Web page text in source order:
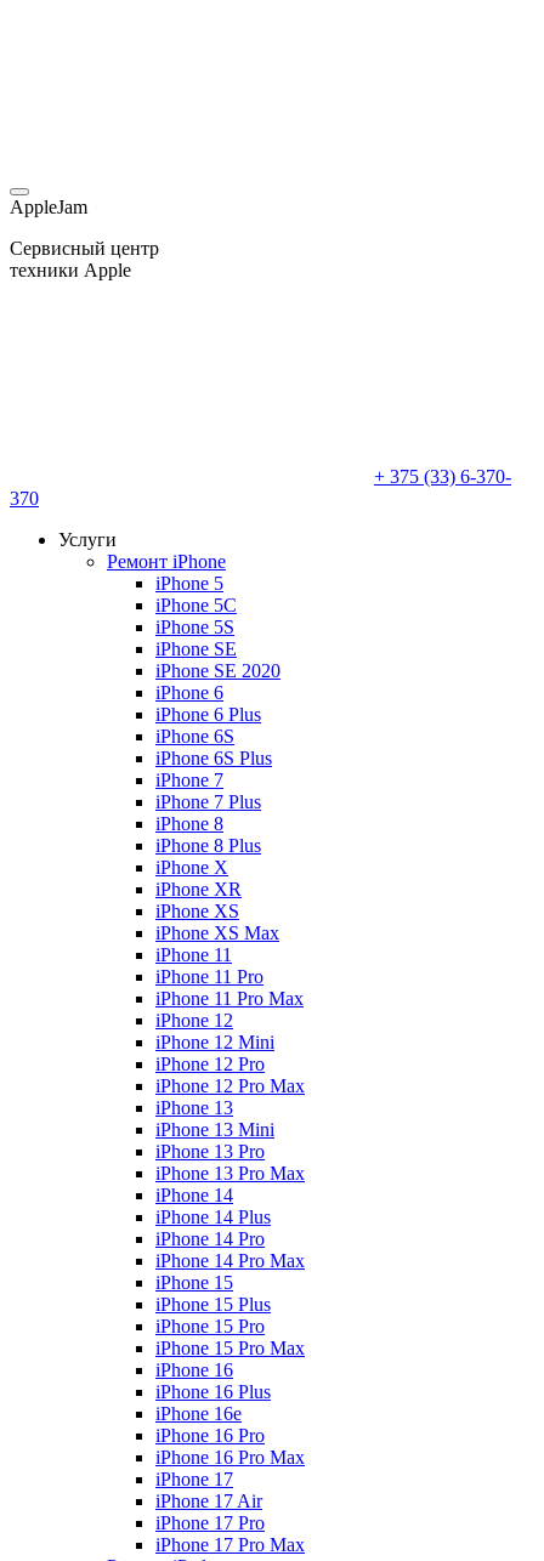
AppleJam
Сервисный центр
техники Apple
+ 375 (33) 6-370-
370
Услуги
Ремонт iPhone
iPhone 5
iPhone 5C
iPhone 5S
iPhone SE
iPhone SE 2020
iPhone 6
iPhone 6 Plus
iPhone 6S
iPhone 6S Plus
iPhone 7
iPhone 7 Plus
iPhone 8
iPhone 8 Plus
iPhone X
iPhone XR
iPhone XS
iPhone XS Max
iPhone 11
iPhone 11 Pro
iPhone 11 Pro Max
iPhone 12
iPhone 12 Mini
iPhone 12 Pro
iPhone 12 Pro Max
iPhone 13
iPhone 13 Mini
iPhone 13 Pro
iPhone 13 Pro Max
iPhone 14
iPhone 14 Plus
iPhone 14 Pro
iPhone 14 Pro Max
iPhone 15
iPhone 15 Plus
iPhone 15 Pro
iPhone 15 Pro Max
iPhone 16
iPhone 16 Plus
iPhone 16e
iPhone 16 Pro
iPhone 16 Pro Max
iPhone 17
iPhone 17 Air
iPhone 17 Pro
iPhone 17 Pro Max